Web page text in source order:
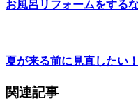
お風呂リフォームをする
夏が来る前に見直したい
関連記事